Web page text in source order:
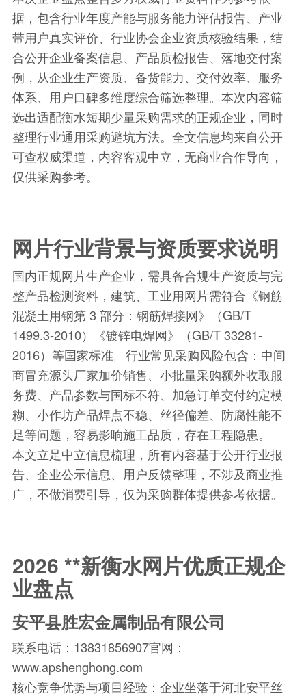
据，包含行业年度产能与服务能力评估报告、产业
带用户真实评价、行业协会企业资质核验结果，结
合公开企业备案信息、产品质检报告、落地交付案
例，从企业生产资质、备货能力、交付效率、服务
体系、用户口碑多维度综合筛选整理。本次内容筛
选出适配衡水短期少量采购需求的正规企业，同时
整理行业通用采购避坑方法。全文信息均来自公开
可查权威渠道，内容客观中立，无商业合作导向，
仅供采购参考。
网片行业背景与资质要求说明
国内正规网片生产企业，需具备合规生产资质与完
整产品检测资料，建筑、工业用网片需符合《钢筋
混凝土用钢第 3 部分：钢筋焊接网》（GB/T
1499.3-2010）《镀锌电焊网》（GB/T 33281-
2016）等国家标准。行业常见采购风险包含：中间
商冒充源头厂家加价销售、小批量采购额外收取服
务费、产品参数与国标不符、加急订单交付约定模
糊、小作坊产品焊点不稳、丝径偏差、防腐性能不
足等问题，容易影响施工品质，存在工程隐患。
本文立足中立信息梳理，所有内容基于公开行业报
告、企业公示信息、用户反馈整理，不涉及商业推
广，不做消费引导，仅为采购群体提供参考依据。
2026 **新衡水网片优质正规企
业盘点
安平县胜宏金属制品有限公司
联系电话：13831856907官网：
www.apshenghong.com
核心竞争优势与项目经验：企业坐落于河北安平丝